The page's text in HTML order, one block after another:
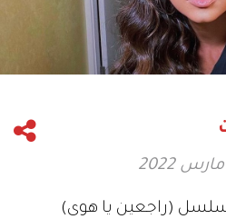
(راجعين يا هوى)